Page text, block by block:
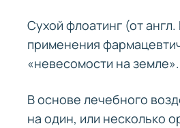
Сухой флоатинг (от
применения
«невесомости на земле».
В основе лечебного
на один, или несколько